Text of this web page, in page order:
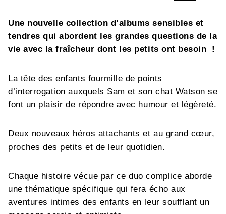
Une nouvelle collection d’albums sensibles et
tendres qui abordent les grandes questions de la
vie avec la fraîcheur dont les petits ont besoin !
La tête des enfants fourmille de points
d’interrogation auxquels Sam et son chat Watson se
font un plaisir de répondre avec humour et légèreté.
Deux nouveaux héros attachants et au grand cœur,
proches des petits et de leur quotidien.
Chaque histoire vécue par ce duo complice aborde
une thématique spécifique qui fera écho aux
aventures intimes des enfants en leur soufflant un